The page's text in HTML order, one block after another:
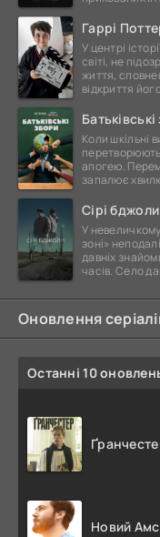
Гаррі
У центрі
світі, не
життя,
відкриття
Коли шкільні
апогею.
запалює
Сірі бджоли
У
зоні»
давніх
часів. Село
Оновлення
Останні 10
Новий